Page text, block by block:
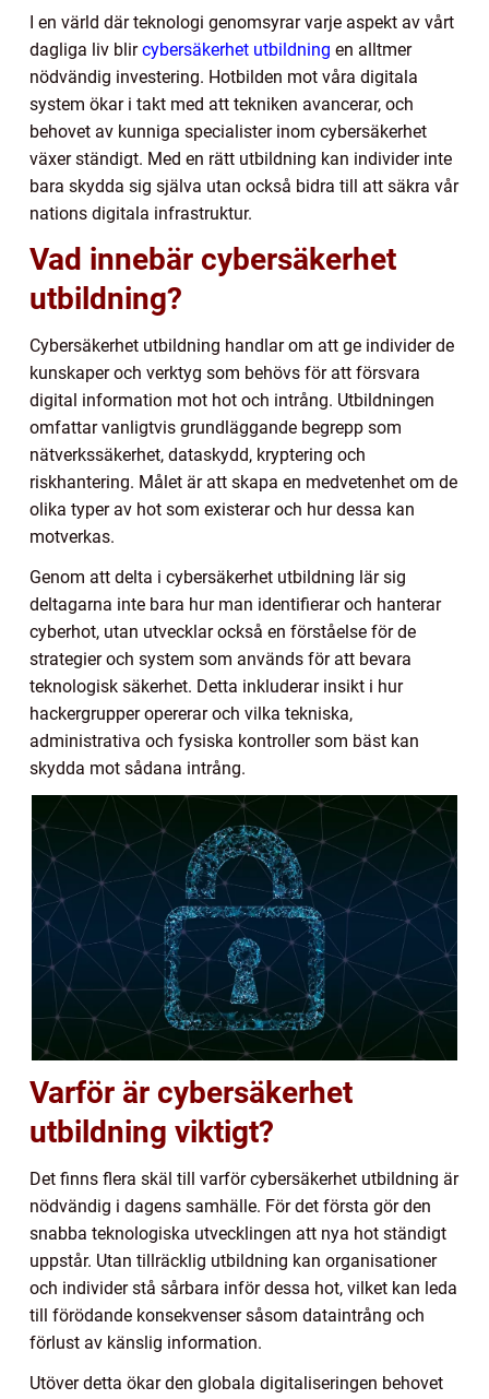
I en värld där teknologi genomsyrar varje aspekt av vårt
dagliga liv blircybersäkerhet utbildning en alltmer
nödvändig investering. Hotbilden mot våra digitala
system ökar i takt med att tekniken avancerar, och
behovet av kunniga specialister inom cybersäkerhet
växer ständigt. Med en rätt utbildning kan individer inte
bara skydda sig själva utan också bidra till att säkra vår
nations digitala infrastruktur.
Vad innebär cybersäkerhet
utbildning?
Cybersäkerhet utbildning handlar om att ge individer de
kunskaper och verktyg som behövs för att försvara
digital information mot hot och intrång. Utbildningen
omfattar vanligtvis grundläggande begrepp som
nätverkssäkerhet, dataskydd, kryptering och
riskhantering. Målet är att skapa en medvetenhet om de
olika typer av hot som existerar och hur dessa kan
motverkas.
Genom att delta i cybersäkerhet utbildning lär sig
deltagarna inte bara hur man identifierar och hanterar
cyberhot, utan utvecklar också en förståelse för de
strategier och system som används för att bevara
teknologisk säkerhet. Detta inkluderar insikt i hur
hackergrupper opererar och vilka tekniska,
administrativa och fysiska kontroller som bäst kan
skydda mot sådana intrång.
Varför är cybersäkerhet
utbildning viktigt?
Det finns flera skäl till varför cybersäkerhet utbildning är
nödvändig i dagens samhälle. För det första gör den
snabba teknologiska utvecklingen att nya hot ständigt
uppstår. Utan tillräcklig utbildning kan organisationer
och individer stå sårbara inför dessa hot, vilket kan leda
till förödande konsekvenser såsom dataintrång och
förlust av känslig information.
Utöver detta ökar den globala digitaliseringen behovet